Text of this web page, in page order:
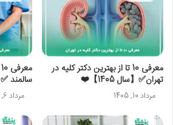
معرفی 10 تا از بهترین دکتر کلیه در
تهران✅【سال 1405】❤️
مرداد 10, 1405
سالمند ✅【
مرداد 6, 1405